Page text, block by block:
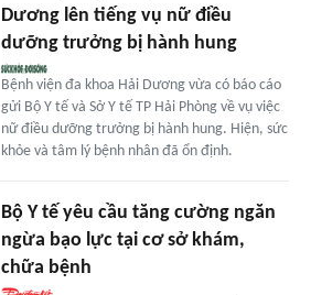
Dương lên tiếng vụ nữ điều
dưỡng trưởng bị hành hung
Bệnh viện đa khoa Hải Dương vừa có báo cáo
gửi Bộ Y tế và Sở Y tế TP Hải Phòng về vụ việc
nữ điều dưỡng trưởng bị hành hung. Hiện, sức
khỏe và tâm lý bệnh nhân đã ổn định.
Bộ Y tế yêu cầu tăng cường ngăn
ngừa bạo lực tại cơ sở khám,
chữa bệnh